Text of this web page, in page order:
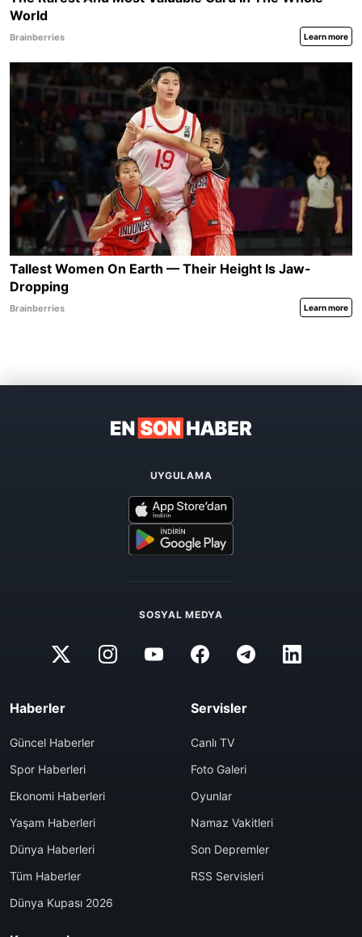
UYGULAMA
SOSYAL MEDYA
Haberler
Güncel Haberler
Spor Haberleri
Ekonomi Haberleri
Yaşam Haberleri
Dünya Haberleri
Tüm Haberler
Dünya Kupası 2026
Servisler
Canlı TV
Foto Galeri
Oyunlar
Namaz Vakitleri
Son Depremler
RSS Servisleri